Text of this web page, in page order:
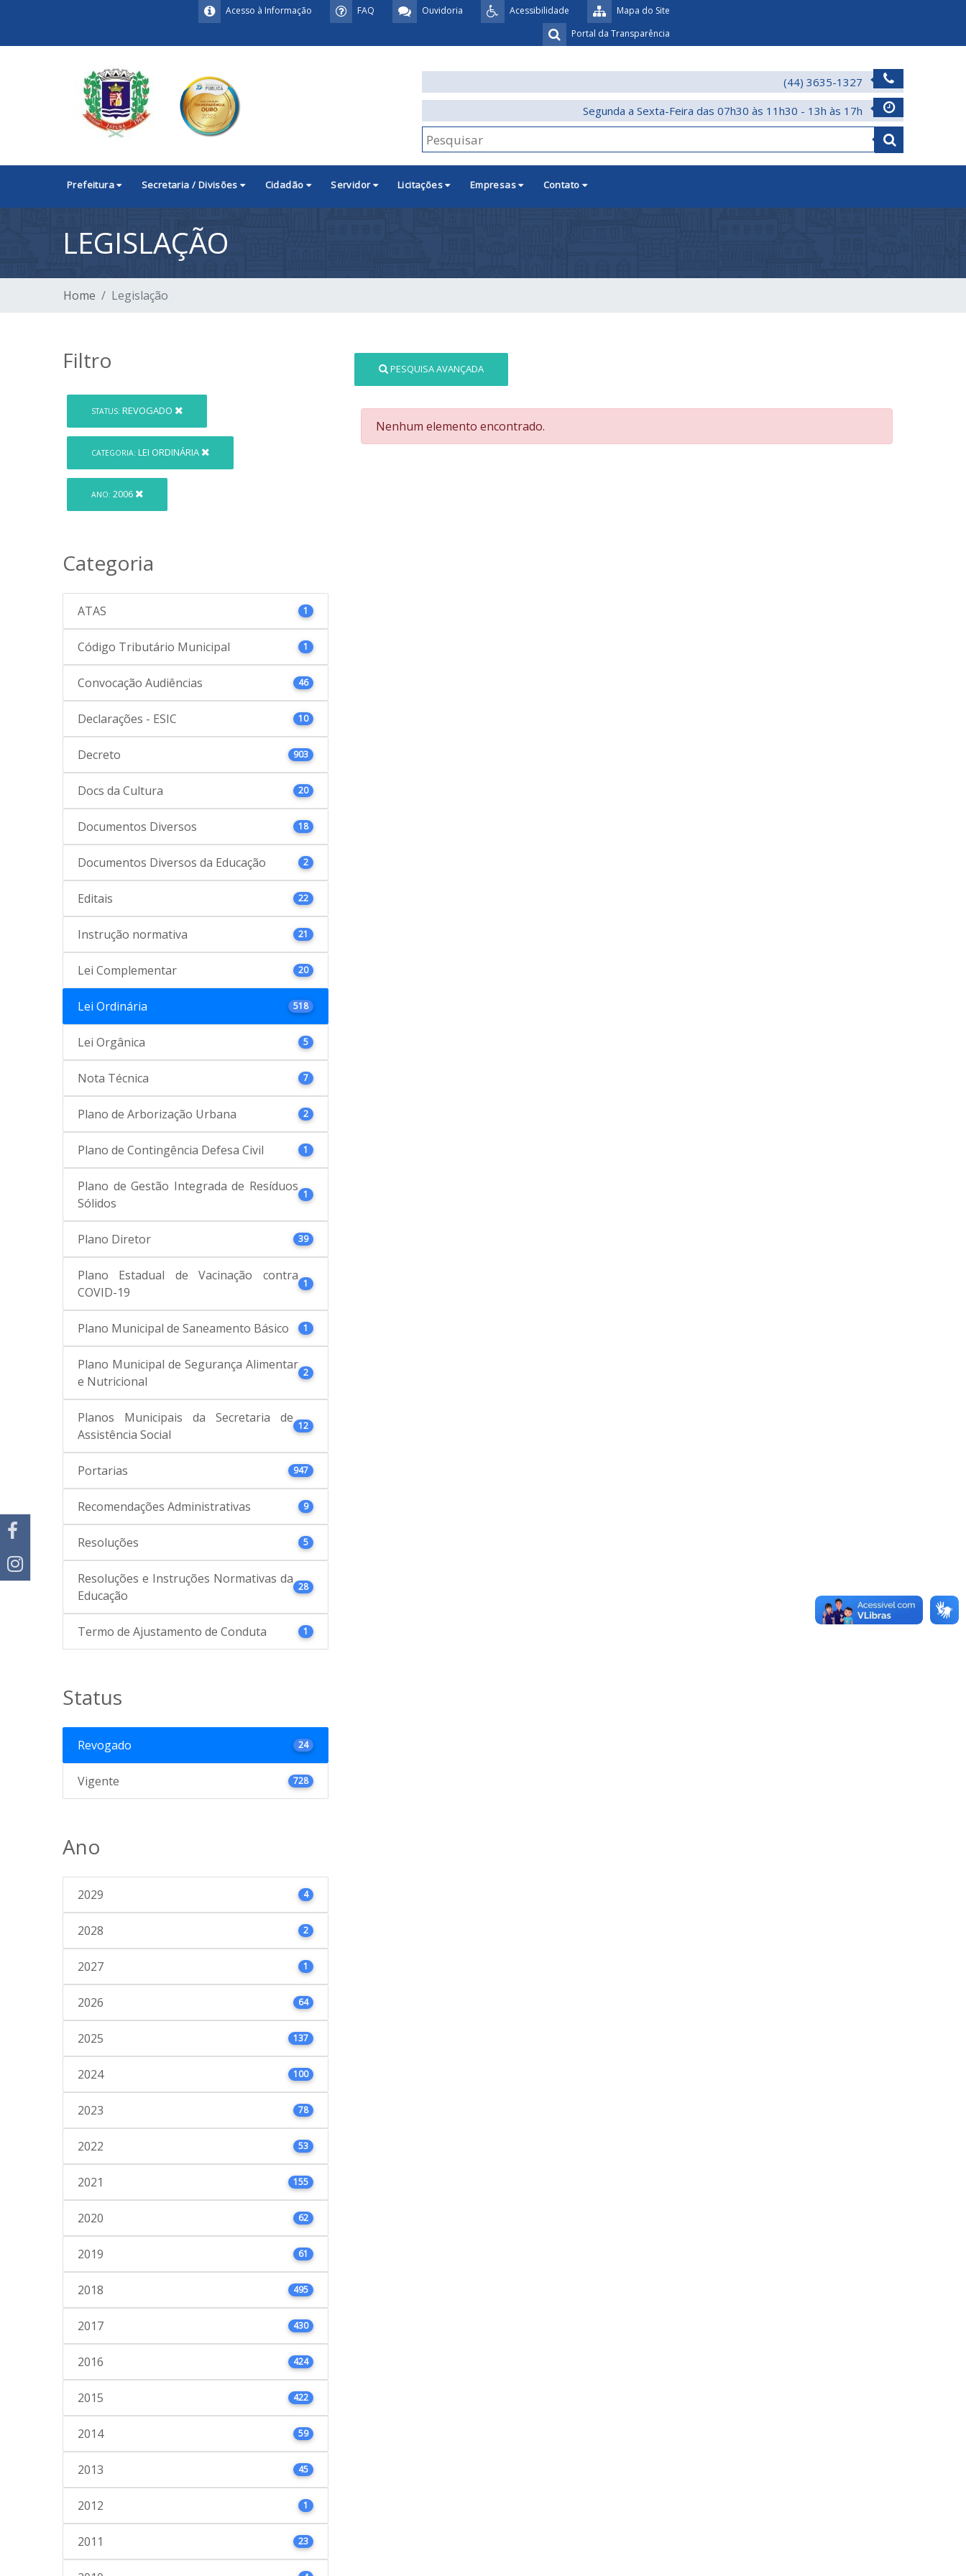
Mapa do Site
Acessibilidade
Ouvidoria
FAQ
Acesso à Informação
Portal da Transparência
(44) 3635-1327
Segunda a Sexta-Feira das 07h30 às 11h30 - 13h às 17h
Prefeitura Secretaria / Divisões Cidadão Servidor Licitações Empresas Contato
LEGISLAÇÃO
Home Legislação
Filtro
STATUS: REVOGADO
CATEGORIA: LEI ORDINÁRIA
ANO: 2006
Categoria
ATAS 1
Código Tributário Municipal 1
Convocação Audiências 46
Declarações - ESIC 10
Decreto 903
Docs da Cultura 20
Documentos Diversos 18
Documentos Diversos da Educação 2
Editais 22
Instrução normativa 21
Lei Complementar 20
Lei Ordinária 518
Lei Orgânica 5
Nota Técnica 7
Plano de Arborização Urbana 2
Plano de Contingência Defesa Civil 1
Plano de Gestão Integrada de Resíduos
Sólidos
1
Plano Diretor 39
Plano Estadual de Vacinação contra
COVID-19
1
Plano Municipal de Saneamento Básico 1
Plano Municipal de Segurança Alimentar
e Nutricional
2
Planos Municipais da Secretaria de
Assistência Social
12
Portarias 947
Recomendações Administrativas 9
Resoluções 5
Resoluções e Instruções Normativas da
Educação
28
Termo de Ajustamento de Conduta 1
Status
Revogado 24
Vigente 728
Ano
2029 4
2028 2
2027 1
2026 64
2025 137
2024 100
2023 78
2022 53
2021 155
2020 62
2019 61
2018 495
2017 430
2016 424
2015 422
2014 59
2013 45
2012 1
2011 23
PESQUISA AVANÇADA
Nenhum elemento encontrado.